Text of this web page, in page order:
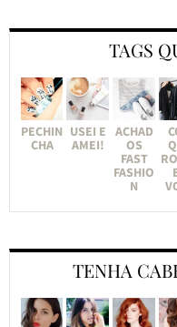
TAGS
PECHIN
CHA
USEI E
AMEI!
ACHAD
OS
FAST
FASHIO
N
TENHA